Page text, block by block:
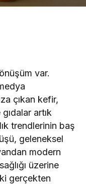
var.
çıkan kefir,
artık
trendlerinin baş
geleneksel
modern
üzerine
gerçekten